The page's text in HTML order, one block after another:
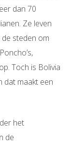
dan 70
Ze leven
steden om
Toch is Bolivia
dat maakt een
het
de